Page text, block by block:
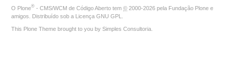
O Plone® - CMS/WCM de Código Aberto tem © 2000-2026 pela Fundação Plone e
amigos. Distribuído sob a Licença GNU GPL
This Plone Theme brought to you by Simples Consultoria